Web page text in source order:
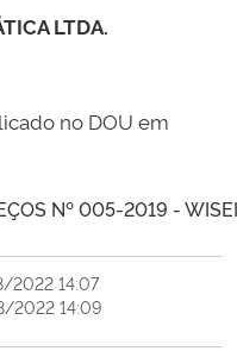
LTDA.
no DOU em
Nº 005-2019 -
2022 14:07
2022 14:09